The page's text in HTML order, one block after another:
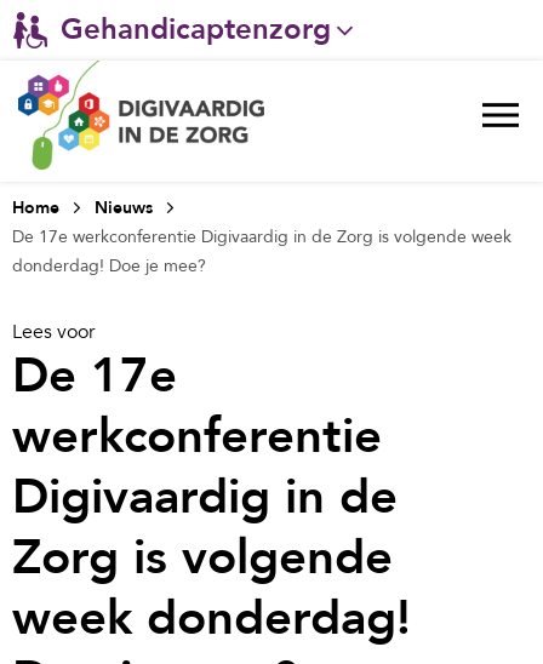
Gehandicaptenzorg
Verpleeghuiszorg & Zorg thuis
Ggz
Ziekenhuizen
Huisartsenzorg
Welzijn / sociaal werk
Home
Nieuws
De 17e werkconferentie Digivaardig in de Zorg is volgende week
donderdag! Doe je mee?
Lees voor
De 17e
werkconferentie
Digivaardig in de
Zorg is volgende
week donderdag!